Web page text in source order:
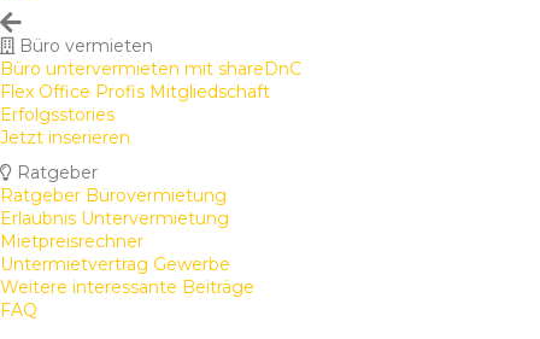
Büro vermieten
Büro untervermieten mit shareDnC
Flex Office Profis Mitgliedschaft
Erfolgsstories
Jetzt inserieren
Ratgeber
Ratgeber Bürovermietung
Erlaubnis Untervermietung
Mietpreisrechner
Untermietvertrag Gewerbe
Weitere interessante Beiträge
FAQ